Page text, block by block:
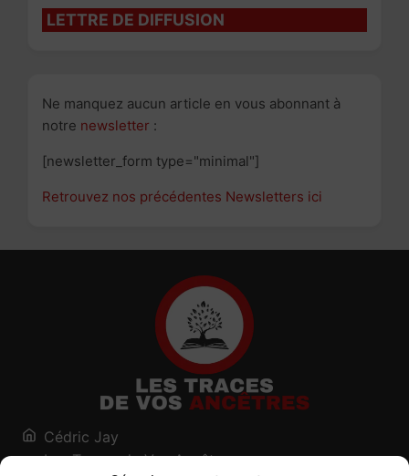
LETTRE DE DIFFUSION
Ne manquez aucun article en vous abonnant à
notre newsletter :
[newsletter_form type="minimal"]
Retrouvez nos précédentes Newsletters ici
Cédric Jay
Les Traces de Vos Ancêtres